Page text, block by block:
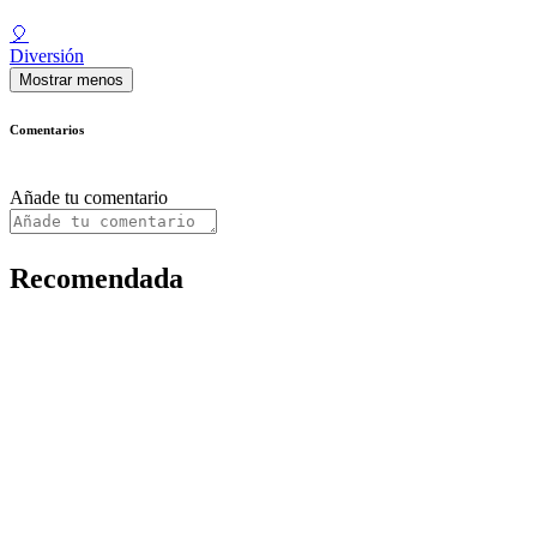
🎈
Diversión
Mostrar menos
Comentarios
Añade tu comentario
Recomendada